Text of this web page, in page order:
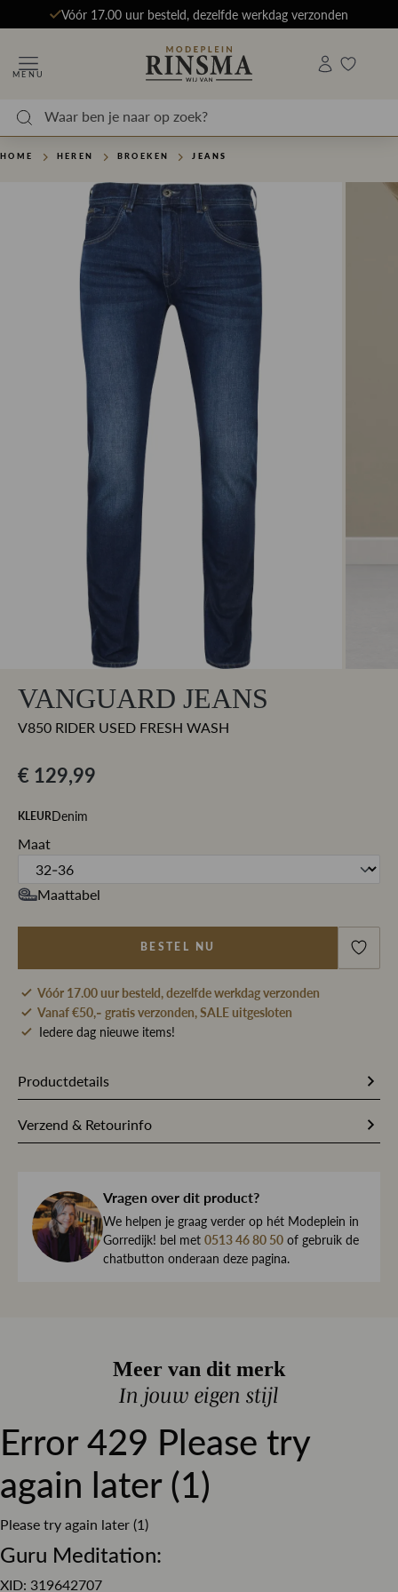
Vóór 17.00 uur besteld, dezelfde werkdag verzonden
MENU
HOME HEREN BROEKEN JEANS
VANGUARD JEANS
V850 RIDER USED FRESH WASH
€ 129,99
KLEURDenim
Maat
Maattabel
BESTEL NU
Vóór 17.00 uur besteld, dezelfde werkdag verzonden
Vanaf €50,- gratis verzonden, SALE uitgesloten
Iedere dag nieuwe items!
Productdetails
Stofsamenstelling
49% Katoen / 36% Gerecycled
Elastaan
Kleur
Denim
Dessin
Effen
Knoop en ritssluiting
Verzend & Retourinfo
haar direct naar je toe.
We begrijpen maar al te goed dat het kan gebeuren dat
een item toch niet helemaal naar wens is. Daarom ben je
altijd welkom om ieder artikel eerst te passen op ons
de winkel is dat altijd gratis. Lees hier meer over ruilen en
Lees meer over bezorgen, ruilen en retourneren
Vragen over dit product?
We helpen je graag verder op hét Modeplein in
Gorredijk! bel met 0513 46 80 50 of gebruik de
chatbutton onderaan deze pagina.
Meer van dit merk
In jouw eigen stijl
Error 429 Please try
again later (1)
Please try again later (1)
Guru Meditation:
XID: 319642707